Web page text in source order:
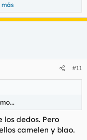
más
#11
dedos. Pero
camelen y blao.